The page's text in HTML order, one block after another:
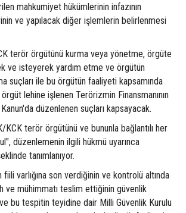
mahkumiyet hükümlerinin infazının
ve yapılacak diğer işlemlerin belirlenmesi
terör örgütünü kurma veya yönetme, örgüte
ve isteyerek yardım etme ve örgütün
suçları ile bu örgütün faaliyeti kapsamında
lehine işlenen Terörizmin Finansmanının
düzenlenen suçları kapsayacak.
terör örgütünü ve bununla bağlantılı her
düzenlemenin ilgili hükmü uyarınca
tanımlanıyor.
varlığına son verdiğinin ve kontrolü altında
ve mühimmatı teslim ettiğinin güvenlik
bu tespitin teyidine dair Milli Güvenlik Kurulu